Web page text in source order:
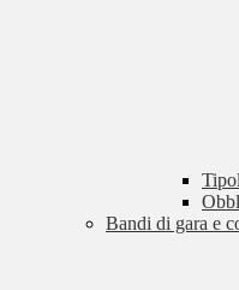
Bandi di gara e